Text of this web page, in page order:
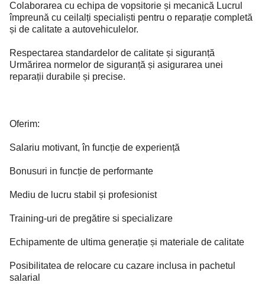
Colaborarea cu echipa de vopsitorie și mecanică Lucrul
împreună cu ceilalți specialiști pentru o reparație completă
și de calitate a autovehiculelor.
Respectarea standardelor de calitate și siguranță
Urmărirea normelor de siguranță și asigurarea unei
reparații durabile și precise.
Oferim:
Salariu motivant, în funcție de experiență
Bonusuri in funcție de performante
Mediu de lucru stabil și profesionist
Training-uri de pregătire si specializare
Echipamente de ultima generație și materiale de calitate
Posibilitatea de relocare cu cazare inclusa in pachetul
salarial